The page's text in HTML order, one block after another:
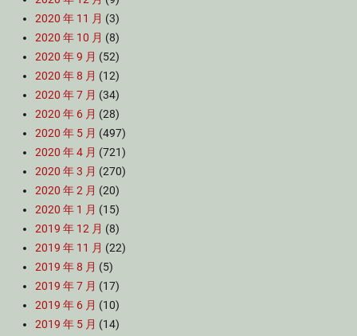
2020 年 11 月 (3)
2020 年 10 月 (8)
2020 年 9 月 (52)
2020 年 8 月 (12)
2020 年 7 月 (34)
2020 年 6 月 (28)
2020 年 5 月 (497)
2020 年 4 月 (721)
2020 年 3 月 (270)
2020 年 2 月 (20)
2020 年 1 月 (15)
2019 年 12 月 (8)
2019 年 11 月 (22)
2019 年 8 月 (5)
2019 年 7 月 (17)
2019 年 6 月 (10)
2019 年 5 月 (14)